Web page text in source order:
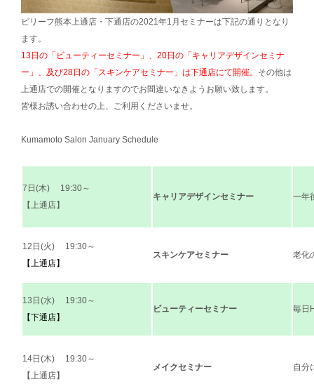
ビリーフ熊本上通店・下通店の2021年1月セミナーは下記の通りとなり
ます。
13日の「ビューティーセミナー」、20日の「キャリアデザインセミナ
ー」、及び28日の「スキンケアセミナー」は下通店にて開催。 その他は
上通店での開催となりますのでお間違いなきようお願い致します。
皆様お誘い合わせの上、ご利用くださいませ。
Kumamoto Salon January Schedule
7日(木) 19:30～
【上通店】
キャリアデザインセミナー 一年
12日(火) 19:30～
【上通店】
スキンケアセミナー 老化
13日(水) 19:30～
【下通店】
ビューティーセミナー 毎日
14日(木) 19:30～
【上通店】
メイクセミナー 自分